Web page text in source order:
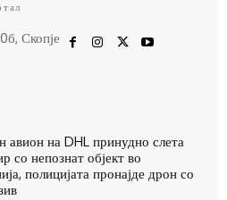
Скопје
авион на DHL принудно слета
со непознат објект во
полицијата пронајде дрон со